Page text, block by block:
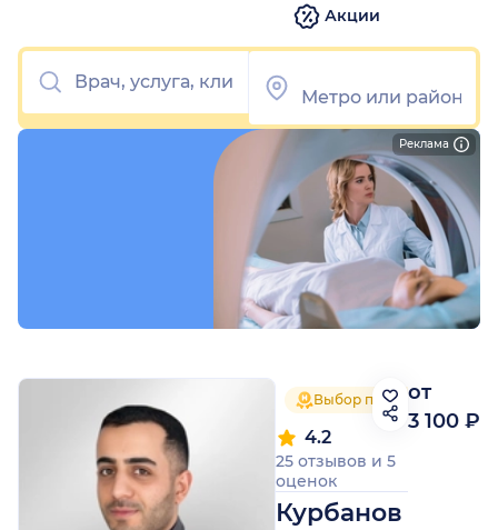
Акции
Выбор пациентов 2025
Курбанов
4.2
25 отзывов и 5
оценок
от
3 100 ₽
Реклама